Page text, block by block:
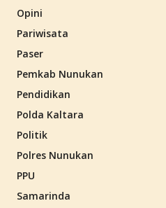
Opini
Pariwisata
Paser
Pemkab Nunukan
Pendidikan
Polda Kaltara
Politik
Polres Nunukan
PPU
Samarinda